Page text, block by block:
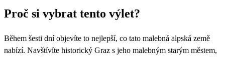
28 29 30
Proč si vybrat tento výlet?
Během šesti dní objevíte to nejlepší, co tato malebná alpská země
nabízí. Navštívíte historický Graz s jeho malebným starým městem,